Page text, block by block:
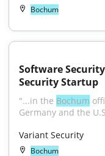
Bochum
Software
Security Startup
"...in the Bochum
Germany and the
Variant Security
Bochum